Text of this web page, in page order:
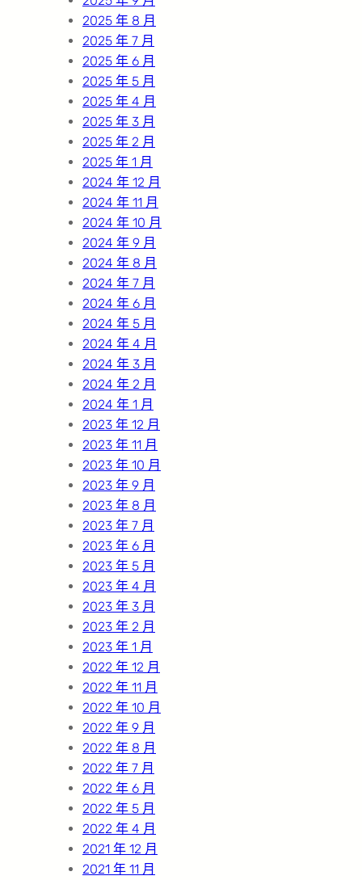
2025 年 8 月
2025 年 7 月
2025 年 6 月
2025 年 5 月
2025 年 4 月
2025 年 3 月
2025 年 2 月
2025 年 1 月
2024 年 12 月
2024 年 11 月
2024 年 10 月
2024 年 9 月
2024 年 8 月
2024 年 7 月
2024 年 6 月
2024 年 5 月
2024 年 4 月
2024 年 3 月
2024 年 2 月
2024 年 1 月
2023 年 12 月
2023 年 11 月
2023 年 10 月
2023 年 9 月
2023 年 8 月
2023 年 7 月
2023 年 6 月
2023 年 5 月
2023 年 4 月
2023 年 3 月
2023 年 2 月
2023 年 1 月
2022 年 12 月
2022 年 11 月
2022 年 10 月
2022 年 9 月
2022 年 8 月
2022 年 7 月
2022 年 6 月
2022 年 5 月
2022 年 4 月
2021 年 12 月
2021 年 11 月